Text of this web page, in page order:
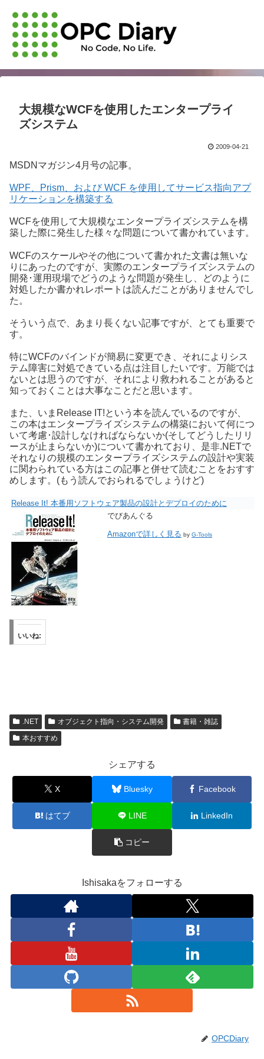
大規模なWCFを使用したエンタープライ
ズシステム
2009-04-21
MSDNマガジン4月号の記事。
WPF、Prism、および WCF を使用してサービス指向アプ
リケーションを構築する
WCFを使用して大規模なエンタープライズシステムを構
築した際に発生した様々な問題について書かれています。
WCFのスケールやその他について書かれた文書は無いな
りにあったのですが、実際のエンタープライズシステムの
開発･運用現場でどうのような問題が発生し、どのように
対処したか書かれレポートは読んだことがありませんでし
た。
そういう点で、あまり長くない記事ですが、とても重要で
す。
特にWCFのバインドが簡易に変更でき、それによりシス
テム障害に対処できている点は注目したいです。万能では
ないとは思うのですが、それにより救われることがあると
知っておくことは大事なことだと思います。
また、いまRelease IT!という本を読んでいるのですが、
この本はエンタープライズシステムの構築において何につ
いて考慮･設計しなければならないか(そしてどうしたリリ
ースが止まらないか)について書かれており、是非.NETで
それなりの規模のエンタープライズシステムの設計や実装
に関わられている方はこの記事と併せて読むことをおすす
めします。(もう読んでおられるでしょうけど)
Release It! 本番用ソフトウェア製品の設計とデプロイのために
でびあんぐる
Amazonで詳しく見る by G-Tools
いいね:
.NET オブジェクト指向・システム開発
書籍・雑誌
本おすすめ
シェアする
X Bluesky Facebook
はてブ LINE LinkedIn
コピー
Ishisakaをフォローする
OPCDiary